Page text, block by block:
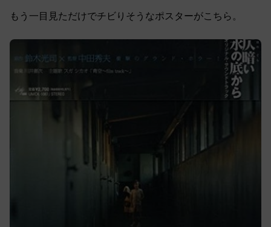
もう一目見ただけでチビりそうなポスターがこちら。